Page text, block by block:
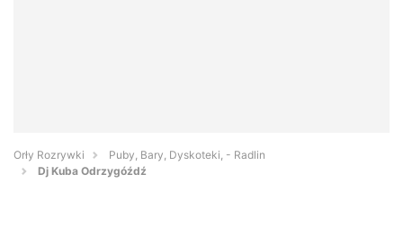
Orły Rozrywki
Puby, Bary, Dyskoteki, - Radlin
Dj Kuba Odrzygóźdź